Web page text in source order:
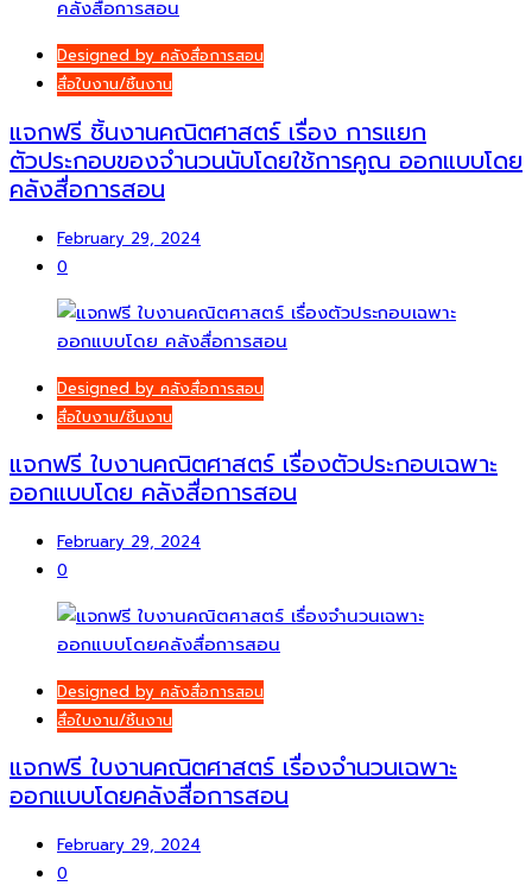
Designed by คลังสื่อการสอน
สื่อใบงาน/ชิ้นงาน
แจกฟรี ชิ้นงานคณิตศาสตร์ เรื่อง การแยก
ตัวประกอบของจำนวนนับโดยใช้การคูณ ออกแบบโดย
คลังสื่อการสอน
February 29, 2024
0
Designed by คลังสื่อการสอน
สื่อใบงาน/ชิ้นงาน
แจกฟรี ใบงานคณิตศาสตร์ เรื่องตัวประกอบเฉพาะ
ออกแบบโดย คลังสื่อการสอน
February 29, 2024
0
Designed by คลังสื่อการสอน
สื่อใบงาน/ชิ้นงาน
แจกฟรี ใบงานคณิตศาสตร์ เรื่องจำนวนเฉพาะ
ออกแบบโดยคลังสื่อการสอน
February 29, 2024
0